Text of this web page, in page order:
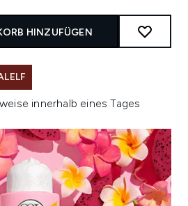
HINZUFÜGEN
innerhalb eines Tages